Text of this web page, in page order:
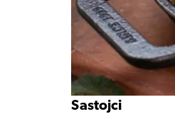
Sastojci